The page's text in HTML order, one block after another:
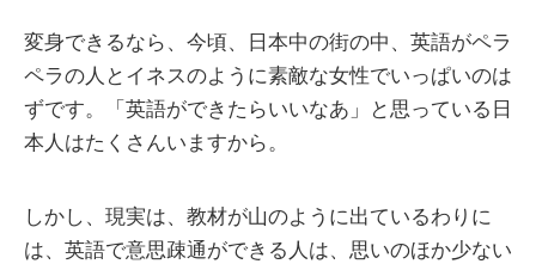
変身できるなら、今頃、日本中の街の中、英語がペラ
ペラの人とイネスのように素敵な女性でいっぱいのは
ずです。「英語ができたらいいなあ」と思っている日
本人はたくさんいますから。
しかし、現実は、教材が山のように出ているわりに
は、英語で意思疎通ができる人は、思いのほか少ない